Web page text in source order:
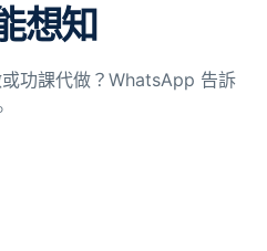
想知
功課代做？WhatsApp 告訴